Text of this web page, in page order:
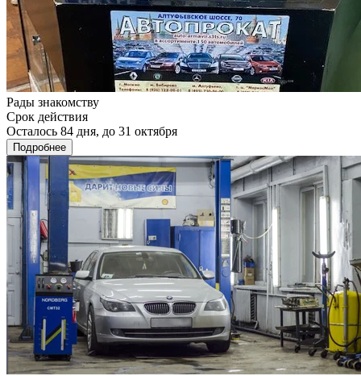
Рады знакомству
Срок действия
Осталось 84 дня, до 31 октября
Подробнее